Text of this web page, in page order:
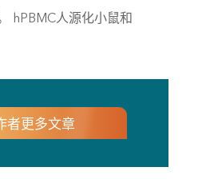
hPBMC人源化小鼠和
者更多文章